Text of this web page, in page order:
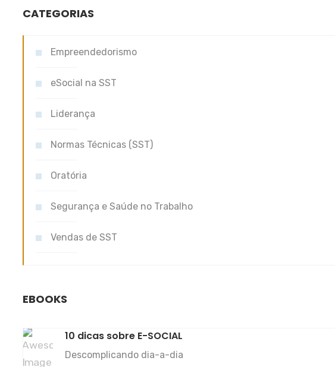
CATEGORIAS
Empreendedorismo
eSocial na SST
Liderança
Normas Técnicas (SST)
Oratória
Segurança e Saúde no Trabalho
Vendas de SST
EBOOKS
10 dicas sobre E-SOCIAL
Descomplicando dia-a-dia